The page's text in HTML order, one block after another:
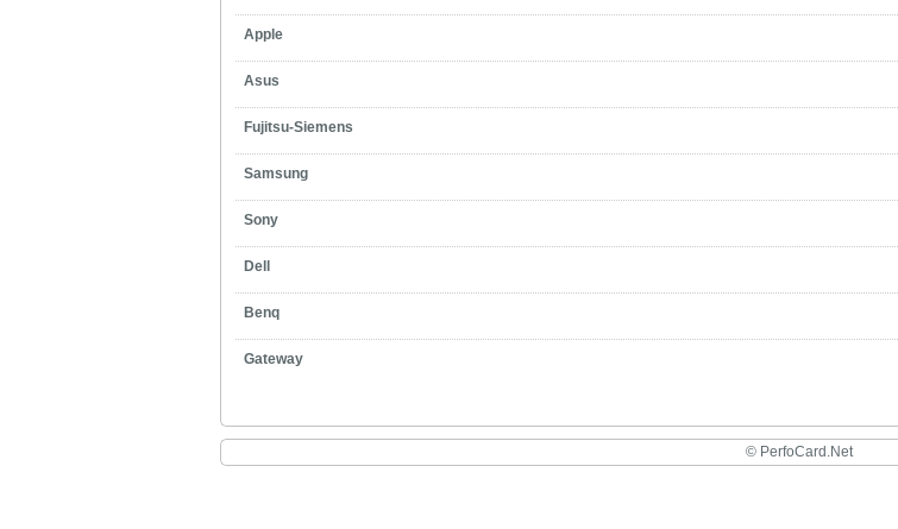
Apple
Asus
Fujitsu-Siemens
Samsung
Sony
Dell
Benq
Gateway
© PerfoCard.Net